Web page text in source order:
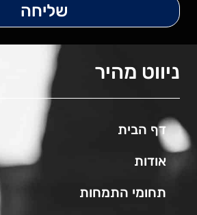
שליחה
ניווט מהיר
דף הבית
אודות
תחומי התמחות